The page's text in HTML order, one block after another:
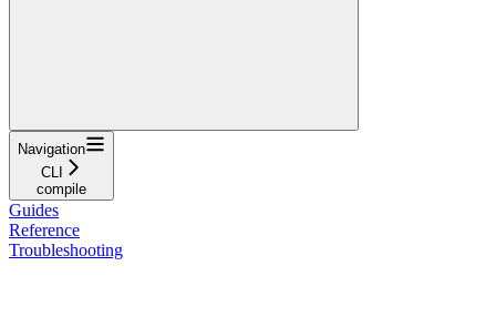
Navigation
CLI
compile
Guides
Reference
Troubleshooting